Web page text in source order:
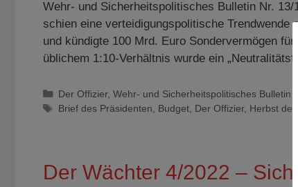
Wehr- und Sicherheitspolitisches Bulletin Nr.
schien eine verteidigungspolitische
und kündigte 100 Mrd. Euro Sondervermögen
üblichem 1:10-Verhältnis wurde ein
Kategorien
Der Offizier, Wehr- und Sicherheitspolitisches Bulletin
Schlagwörter
Brief des Präsidenten Budget, Der Offizier, Herbst
Der Wächter 4/2022 –